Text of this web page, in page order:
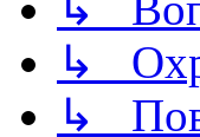
↳
↳